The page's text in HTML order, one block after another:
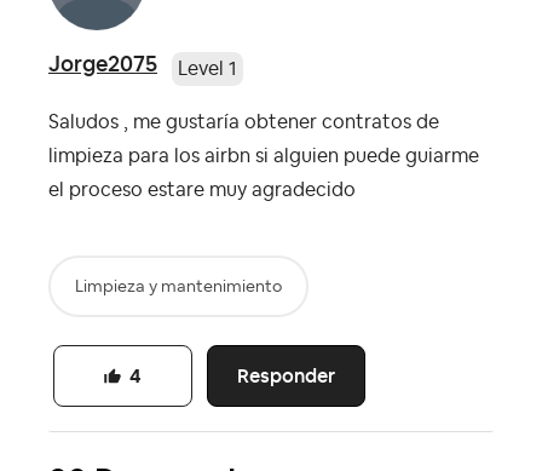
Jorge2075 Level 1
Saludos , me gustaría obtener contratos de
limpieza para los airbn si alguien puede guiarme
el proceso estare muy agradecido
Limpieza y mantenimiento
Responder
4